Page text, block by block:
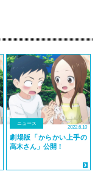
ニュース
2022.6.10
劇場版「からかい上手の
高木さん」公開！